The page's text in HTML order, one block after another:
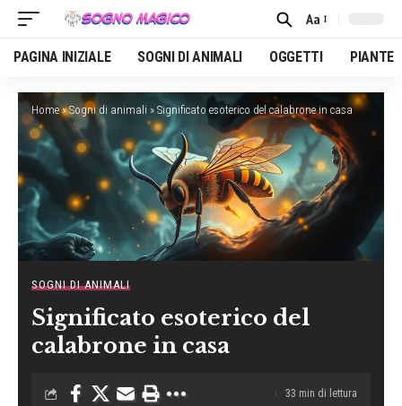
Font
Resizer
Aa
PAGINA INIZIALE SOGNI DI ANIMALI OGGETTI PIANTE
Home»Sogni di animali » Significato esoterico del calabrone in casa
SOGNI DI ANIMALI
Significato esoterico del
calabrone in casa
33 min di lettura